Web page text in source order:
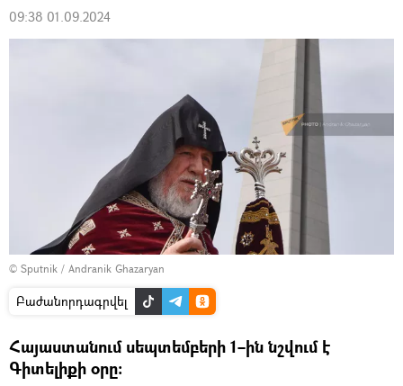
09:38 01.09.2024
© Sputnik / Andranik Ghazaryan
Բաժանորդագրվել
Հայաստանում սեպտեմբերի 1–ին նշվում է
Գիտելիքի օրը։